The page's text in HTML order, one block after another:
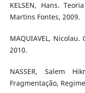
KELSEN, Hans.
Martins Fontes, 2009.
MAQUIAVEL,
2010.
NASSER, Salem
Fragmentação,